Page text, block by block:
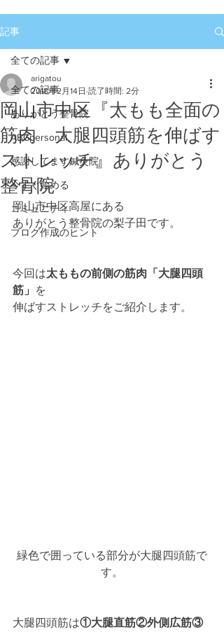
記事
全ての記事
ありがとう整骨院
ABCpersonal
感謝してます鍼灸院
今すぐ始める
コミュニティ
ブログ作成のヒント
全ての記事
岡山市中区『太もも全面の
筋肉 大腿四頭筋を伸ばす
ストレッチ』ありがとう
整骨院
arigatou
2018年2月14日 読了時間: 2分
岡山市中区高屋にある
ありがとう整骨院の梨子田です。
今回は太ももの前側の筋肉「大腿四頭
筋」
を
伸ばすストレッチをご紹介します。
緑色で囲っている部分が大腿四頭筋で
す。
大腿四頭筋は①大腿直筋②外側広筋③